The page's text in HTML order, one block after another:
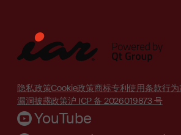
隐私政策Cookie政策商标专利使用条款行为
漏洞披露政策沪 ICP 备 2026019873 号
YouTube